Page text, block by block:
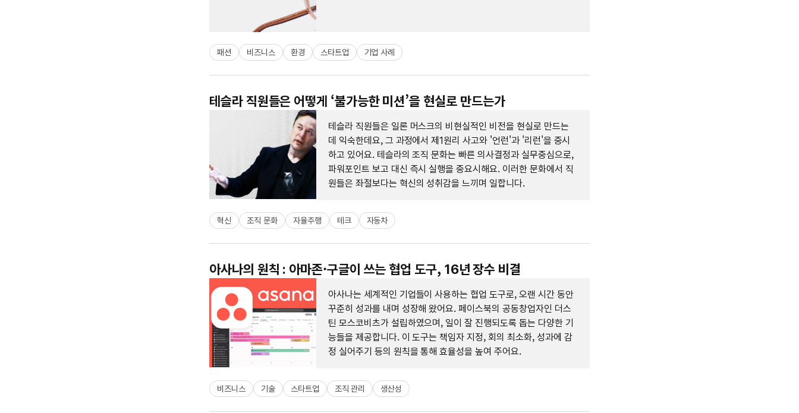
패션 비즈니스 환경 스타트업 기업 사례
테슬라 직원들은 어떻게 ‘불가능한 미션’을 현실로 만드는가
테슬라 직원들은 일론 머스크의 비현실적인 비전을 현실로 만드는
데 익숙한데요, 그 과정에서 제1원리 사고와 '언런'과 '리런'을 중시
하고 있어요. 테슬라의 조직 문화는 빠른 의사결정과 실무중심으로,
파워포인트 보고 대신 즉시 실행을 중요시해요. 이러한 문화에서 직
원들은 좌절보다는 혁신의 성취감을 느끼며 일합니다.
혁신 조직 문화 자율주행 테크 자동차
아사나의 원칙 : 아마존·구글이 쓰는 협업 도구, 16년 장수 비결
아사나는 세계적인 기업들이 사용하는 협업 도구로, 오랜 시간 동안
꾸준히 성과를 내며 성장해 왔어요. 페이스북의 공동창업자인 더스
틴 모스코비츠가 설립하였으며, 일이 잘 진행되도록 돕는 다양한 기
능들을 제공합니다. 이 도구는 책임자 지정, 회의 최소화, 성과에 감
정 실어주기 등의 원칙을 통해 효율성을 높여 주어요.
비즈니스 기술 스타트업 조직 관리 생산성